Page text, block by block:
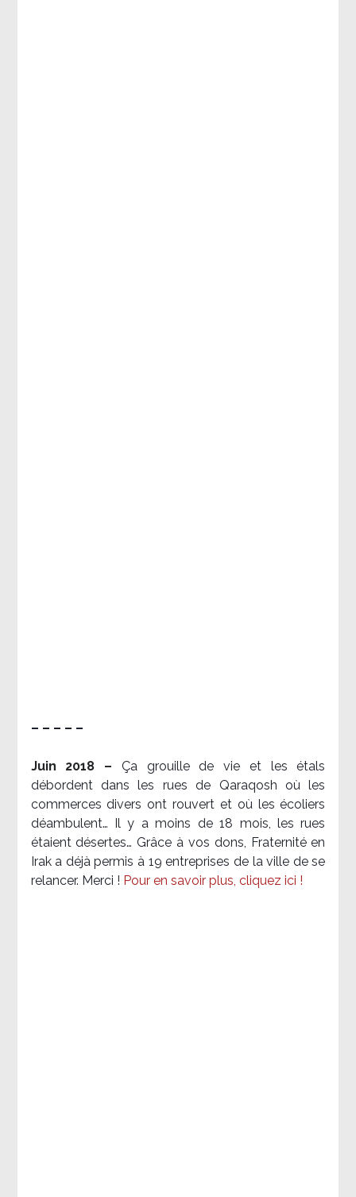
– – – – –
Juin 2018 – Ça grouille de vie et les étals
débordent dans les rues de Qaraqosh où les
commerces divers ont rouvert et où les écoliers
déambulent… Il y a moins de 18 mois, les rues
étaient désertes… Grâce à vos dons, Fraternité en
Irak a déjà permis à 19 entreprises de la ville de se
relancer. Merci ! Pour en savoir plus, cliquez ici !